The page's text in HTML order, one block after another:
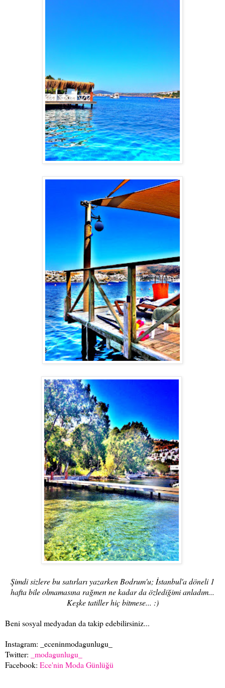
Şimdi sizlere bu satırları yazarken Bodrum'u; İstanbul'a döneli 1
hafta bile olmamasına rağmen ne kadar da özlediğimi anladım...
Keşke tatiller hiç bitmese... :)
Beni sosyal medyadan da takip edebilirsiniz...
Instagram: _eceninmodagunlugu_
Twitter:
_modagunlugu_
Facebook: Ece'nin Moda Günlüğü